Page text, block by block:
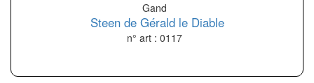
Gand
Steen de Gérald le Diable
n° art : 0117